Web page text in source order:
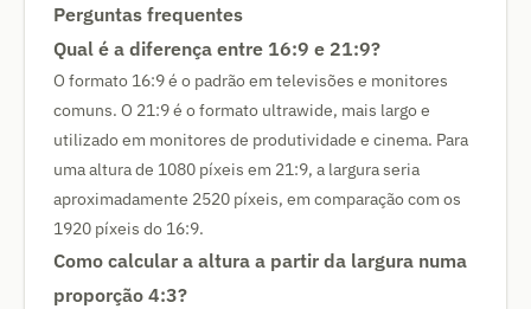
Perguntas frequentes
Qual é a diferença entre 16:9 e 21:9?
O formato 16:9 é o padrão em televisões e monitores
comuns. O 21:9 é o formato ultrawide, mais largo e
utilizado em monitores de produtividade e cinema. Para
uma altura de 1080 píxeis em 21:9, a largura seria
aproximadamente 2520 píxeis, em comparação com os
1920 píxeis do 16:9.
Como calcular a altura a partir da largura numa
proporção 4:3?